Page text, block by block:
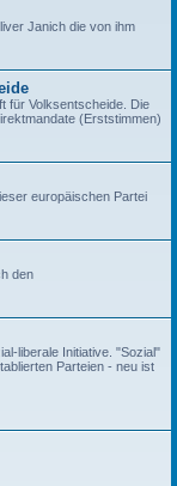
Janich die von ihm
für Volksentscheide. Die
(Erststimmen)
europäischen Partei
den
liberale Initiative. "Sozial"
Parteien - neu ist